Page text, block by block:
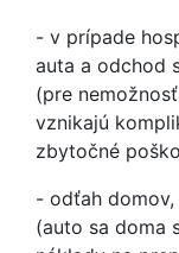
- v prípade
auta a odchod
(pre
vznikajú
zbytočné
- odťah domov,
(auto sa doma